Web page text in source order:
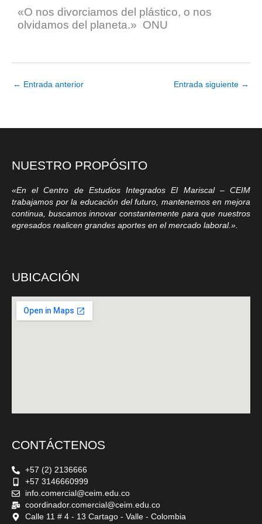
«O nos divorciamos del plástico, o nos
olvidamos del planeta.» ONU
← Entrada anterior Entrada siguiente →
NUESTRO PROPÓSITO
«En el Centro de Estudios Integrados El Mariscal – CEIM
trabajamos por la educación del futuro, mantenemos en mejora
continua, buscamos innovar constantemente para que nuestros
egresados realicen grandes aportes en el mercado laboral.».
UBICACIÓN
CONTÁCTENOS
+57 (2) 2136666
+57 3146660999
info.comercial@ceim.edu.co
coordinador.comercial@ceim.edu.co
Calle 11 # 4 - 13 Cartago - Valle - Colombia